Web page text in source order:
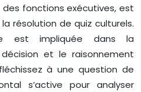
fonctions exécutives, est
résolution de quiz culturels.
est impliquée dans la
et le raisonnement
à une question de
s’active pour analyser